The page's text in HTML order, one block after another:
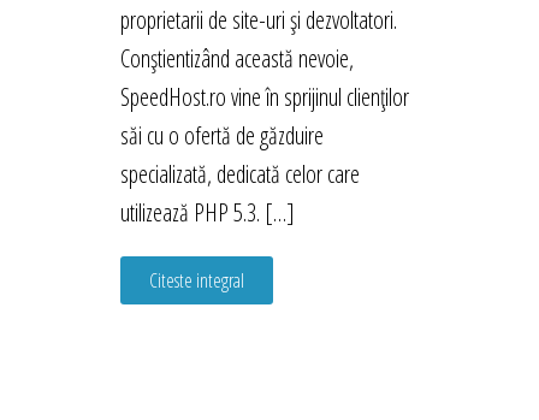
proprietarii de site-uri și dezvoltatori.
Conștientizând această nevoie,
SpeedHost.ro vine în sprijinul clienților
săi cu o ofertă de găzduire
specializată, dedicată celor care
utilizează PHP 5.3. […]
Citeste integral